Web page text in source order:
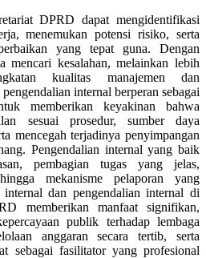
DPRD dapat mengidentifikasi
menemukan potensi risiko, serta
yang tepat guna. Dengan
mencari kesalahan, melainkan lebih
kualitas manajemen dan
internal berperan sebagai
memberikan keyakinan bahwa
sesuai prosedur, sumber daya
mencegah terjadinya penyimpangan
Pengendalian internal yang baik
pembagian tugas yang jelas,
mekanisme pelaporan yang
internal dan pengendalian internal di
memberikan manfaat signifikan,
publik terhadap lembaga
anggaran secara tertib, serta
sebagai fasilitator yang profesional